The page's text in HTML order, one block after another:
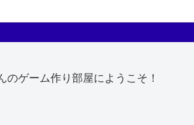
のゲーム作り部屋にようこそ！